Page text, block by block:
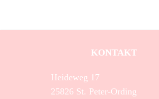
KONTAKT
Heideweg 17
25826 St. Peter-Ording